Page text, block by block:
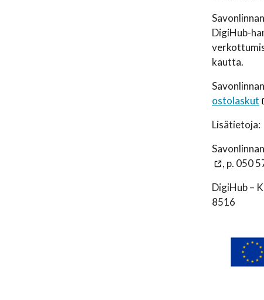
DigiHub-
kautta.
ostolaskut
Lisätietoja:
, p. 050
DigiHub –
8516